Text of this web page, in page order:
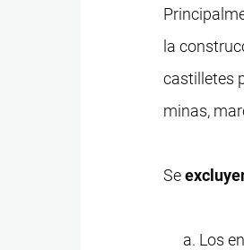
la
castilletes
minas,
Se
Los